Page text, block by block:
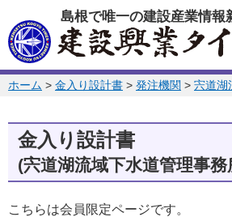
このページの本文へ
島根で唯一の建設産業情報
このページの位置:
ホーム > 金入り設計書 > 発注機関 > 宍道湖
金入り設計書
(宍道湖流域下水道管理事務
こちらは会員限定ページです。